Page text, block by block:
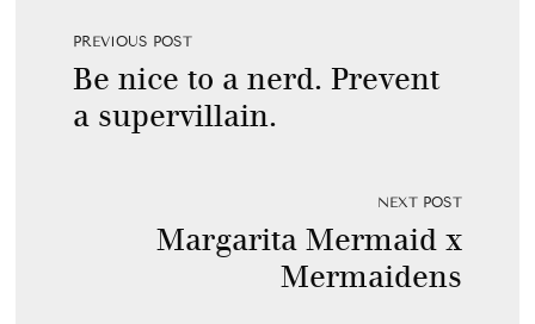
PREVIOUS POST
Be nice to a nerd. Prevent
a supervillain.
NEXT POST
Margarita Mermaid x
Mermaidens